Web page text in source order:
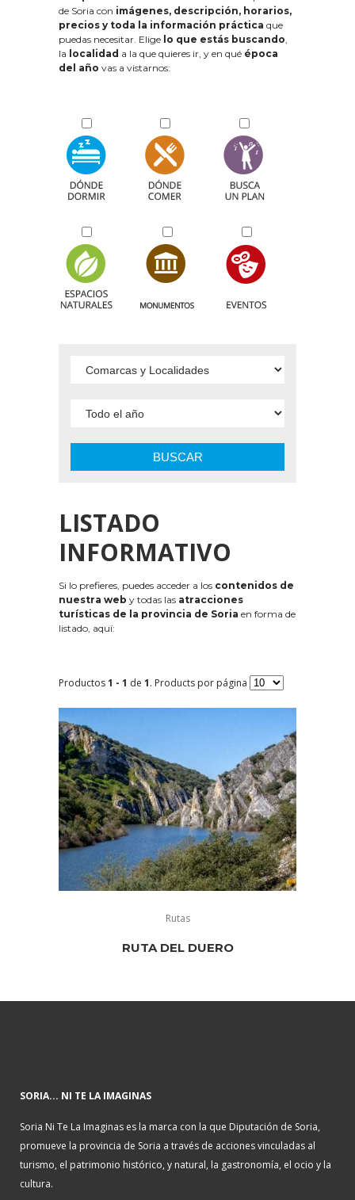
de Soria con imágenes, descripción, horarios,
precios y toda la información práctica que
puedas necesitar. Elige lo que estás buscando,
la localidad a la que quieres ir, y en qué época
del año vas a vistarnos:
BUSCAR
LISTADO
INFORMATIVO
Si lo prefieres, puedes acceder a los contenidos de
nuestra web y todas las atracciones
turísticas de la provincia de Soria en forma de
listado, aquí:
Productos1 - 1 de 1. Products por página
Rutas
RUTA DEL DUERO
SORIA... NI TE LA IMAGINAS
Soria Ni Te La Imaginas es la marca con la que Diputación de Soria,
promueve la provincia de Soria a través de acciones vinculadas al
turismo, el patrimonio histórico, y natural, la gastronomía, el ocio y la
cultura.